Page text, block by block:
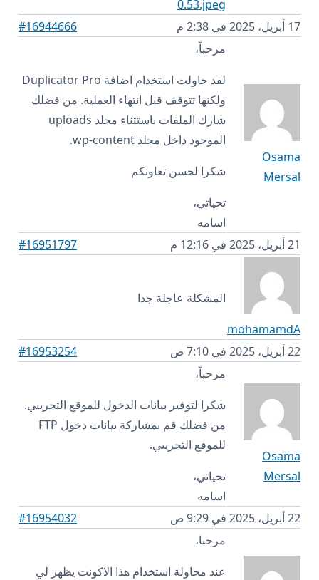
17 أبريل، 2025 في 2:38 م #16944666
Osama
Mersal
مرحباً،
لقد حاولت استخدام اضافة Duplicator Pro
ولكنها تتوقف قبل انتهاء العملية. من فضلك
شارك الملفات باستثناء مجلد uploads
الموجود داخل مجلد wp-content.
شكرا لحسن تعاونكم
تحياتي،
اسامه
21 أبريل، 2025 في 12:16 م
#16951797
mohamamdA
المشكلة عاجلة جدا
22 أبريل، 2025 في 7:10 ص #16953254
Osama
Mersal
مرحباً،
شكرا لتوفير بيانات الدخول للموقع التجريبي.
من فضلك قم بمشاركة بيانات دخول FTP
للموقع التجريبي.
تحياتي،
اسامه
22 أبريل، 2025 في 9:29 ص
#16954032
مرحبا،
عند محاولة استخدام هذا الاكونت يظهر لي